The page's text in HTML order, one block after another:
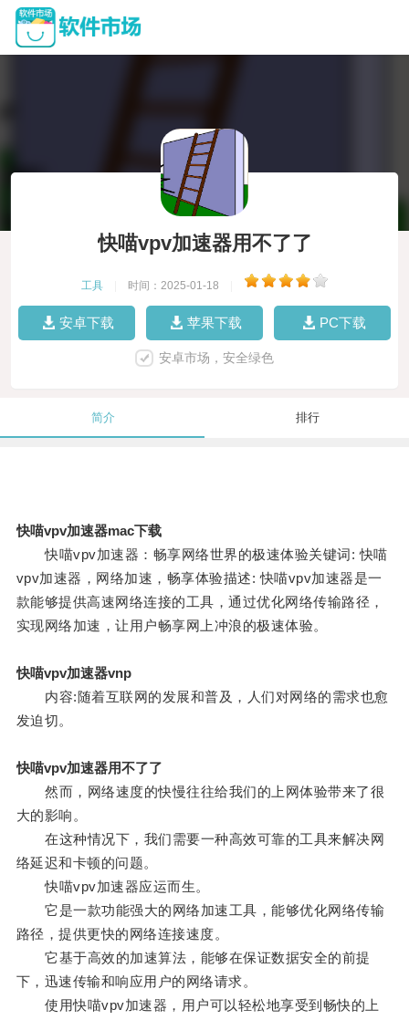
快喵vpv加速器用不了了
工具 时间：2025-01-18
安卓下载 苹果下载 PC下载
安卓市场，安全绿色
简介 排行
快喵vpv加速器mac下载
快喵vpv加速器：畅享网络世界的极速体验关键词: 快喵
vpv加速器，网络加速，畅享体验描述: 快喵vpv加速器是一
款能够提供高速网络连接的工具，通过优化网络传输路径，
实现网络加速，让用户畅享网上冲浪的极速体验。
快喵vpv加速器vnp
内容:随着互联网的发展和普及，人们对网络的需求也愈
发迫切。
快喵vpv加速器用不了了
然而，网络速度的快慢往往给我们的上网体验带来了很
大的影响。
在这种情况下，我们需要一种高效可靠的工具来解决网
络延迟和卡顿的问题。
快喵vpv加速器应运而生。
它是一款功能强大的网络加速工具，能够优化网络传输
路径，提供更快的网络连接速度。
它基于高效的加速算法，能够在保证数据安全的前提
下，迅速传输和响应用户的网络请求。
使用快喵vpv加速器，用户可以轻松地享受到畅快的上